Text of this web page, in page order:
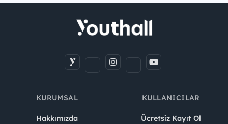
KURUMSAL
Hakkımızda
KULLANICILAR
Ücretsiz Kayıt Ol